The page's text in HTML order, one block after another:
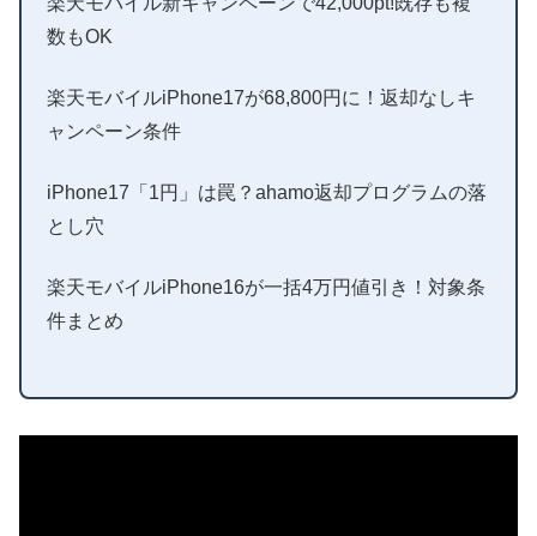
数もOK
楽天モバイルiPhone17が68,800円に！返却なしキ
ャンペーン条件
iPhone17「1円」は罠？ahamo返却プログラムの落
とし穴
楽天モバイルiPhone16が一括4万円値引き！対象条
件まとめ